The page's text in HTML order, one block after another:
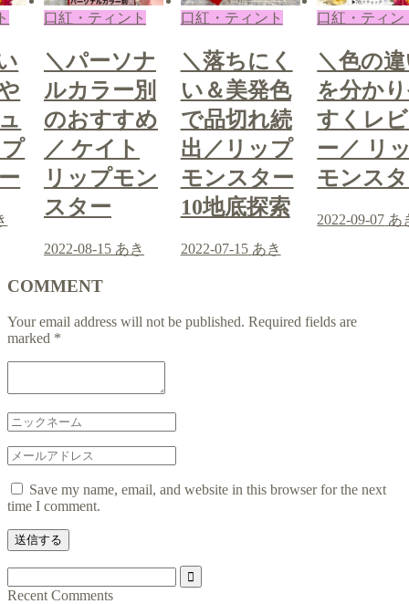
口紅・ティント
＼落ちにく
い＆美発色
で品切れ続
出／リップ
モンスター
10地底探索
2022-07-15 あき
口紅・ティント
＼色の違い
を分かりや
すくレビュ
ー／ リップ
モンスター
2022-09-07 あき
口紅・ティ
＼パー
ルカラ
のおす
／ ケイ
リップ
COMMENT
Your email address will not be published. Required fields are
marked *
Save my name, email, and website in this browser for the next
time I comment.
Recent Comments